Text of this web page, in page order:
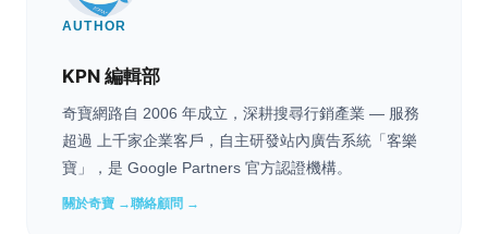
AUTHOR
KPN 編輯部
奇寶網路自 2006 年成立，深耕搜尋行銷產業 — 服務
超過 上千家企業客戶，自主研發站內廣告系統「客樂
寶」，是 Google Partners 官方認證機構。
關於奇寶 →聯絡顧問 →